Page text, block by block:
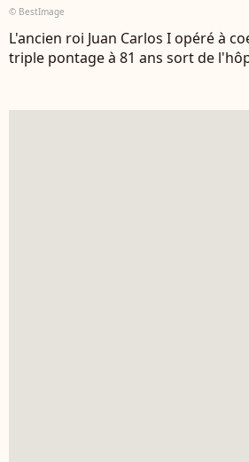
© BestImage
L'ancien roi Juan Carlos I opéré à
triple pontage à 81 ans sort de